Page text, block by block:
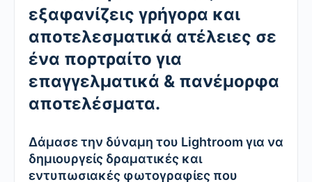
εξαφανίζεις γρήγορα και
αποτελεσματικά ατέλειες σε
ένα πορτραίτο για
επαγγελματικά & πανέμορφα
αποτελέσματα.
Δάμασε την δύναμη του Lightroom για να
δημιουργείς δραματικές και
εντυπωσιακές φωτογραφίες που